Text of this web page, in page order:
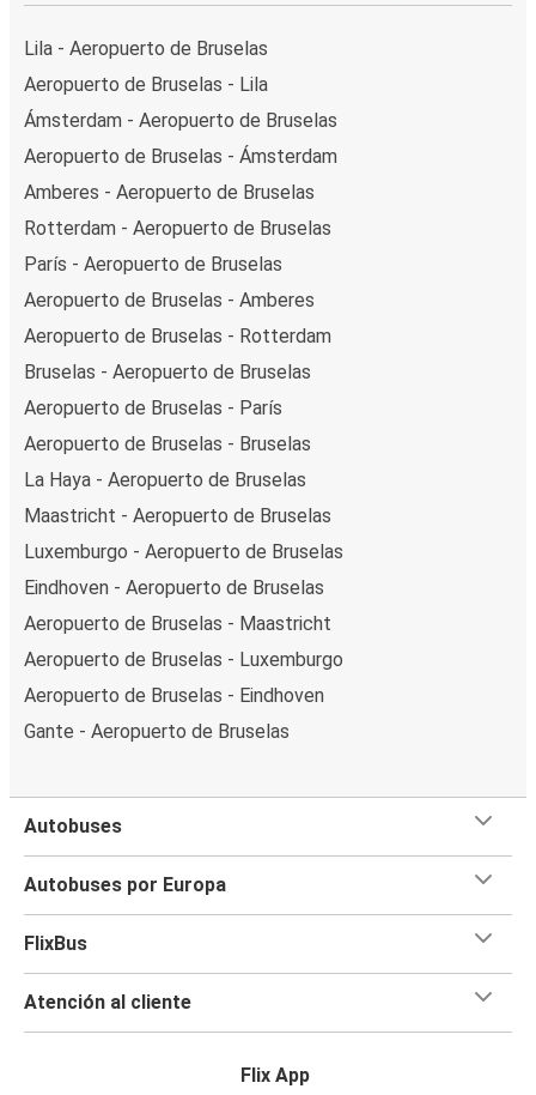
Lila - Aeropuerto de Bruselas
Aeropuerto de Bruselas - Lila
Ámsterdam - Aeropuerto de Bruselas
Aeropuerto de Bruselas - Ámsterdam
Amberes - Aeropuerto de Bruselas
Rotterdam - Aeropuerto de Bruselas
París - Aeropuerto de Bruselas
Aeropuerto de Bruselas - Amberes
Aeropuerto de Bruselas - Rotterdam
Bruselas - Aeropuerto de Bruselas
Aeropuerto de Bruselas - París
Aeropuerto de Bruselas - Bruselas
La Haya - Aeropuerto de Bruselas
Maastricht - Aeropuerto de Bruselas
Luxemburgo - Aeropuerto de Bruselas
Eindhoven - Aeropuerto de Bruselas
Aeropuerto de Bruselas - Maastricht
Aeropuerto de Bruselas - Luxemburgo
Aeropuerto de Bruselas - Eindhoven
Gante - Aeropuerto de Bruselas
Autobuses
Autobuses por Europa
FlixBus
Atención al cliente
Flix App